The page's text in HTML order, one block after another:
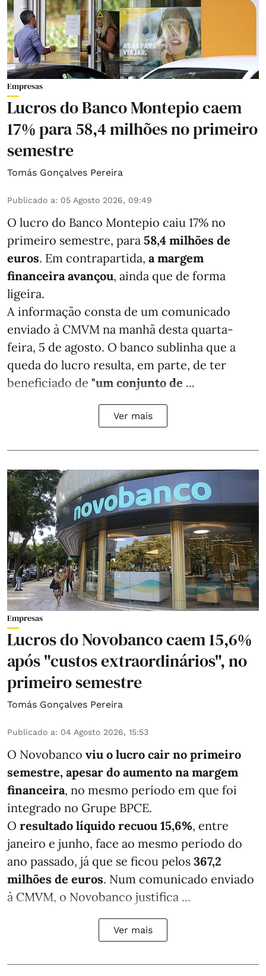
Empresas
Lucros do Banco Montepio caem
17% para 58,4 milhões no primeiro
semestre
Tomás Gonçalves Pereira
Publicado a: 05 Agosto 2026, 09:49
O lucro do Banco Montepio caiu 17% no
primeiro semestre, para 58,4 milhões de
euros. Em contrapartida, a margem
financeira avançou, ainda que de forma
ligeira.
A informação consta de um comunicado
enviado à CMVM na manhã desta quarta-
feira, 5 de agosto. O banco sublinha que a
queda do lucro resulta, em parte, de ter
beneficiado de "um conjunto de ...
Ver mais
Empresas
Lucros do Novobanco caem 15,6%
após "custos extraordinários", no
primeiro semestre
Tomás Gonçalves Pereira
Publicado a: 04 Agosto 2026, 15:53
O Novobanco viu o lucro cair no primeiro
semestre, apesar do aumento na margem
financeira, no mesmo período em que foi
integrado no Grupe BPCE.
O resultado líquido recuou 15,6%, entre
janeiro e junho, face ao mesmo período do
ano passado, já que se ficou pelos 367,2
milhões de euros. Num comunicado enviado
à CMVM, o Novobanco justifica ...
Ver mais